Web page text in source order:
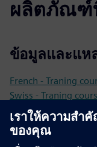
ผลิตภัณฑ์
ข้อมูลและแห
French - Traning
Swiss - Traning
German - Traning
German - JANUS E-
Tips for successful